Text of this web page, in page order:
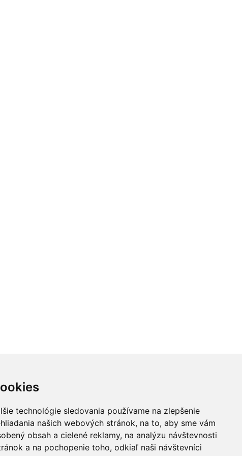
technológie sledovania používame na zlepšenie
našich webových stránok, na to, aby sme vám
obsah a cielené reklamy, na analýzu návštevnosti
a na pochopenie toho, odkiaľ naši návštevníci